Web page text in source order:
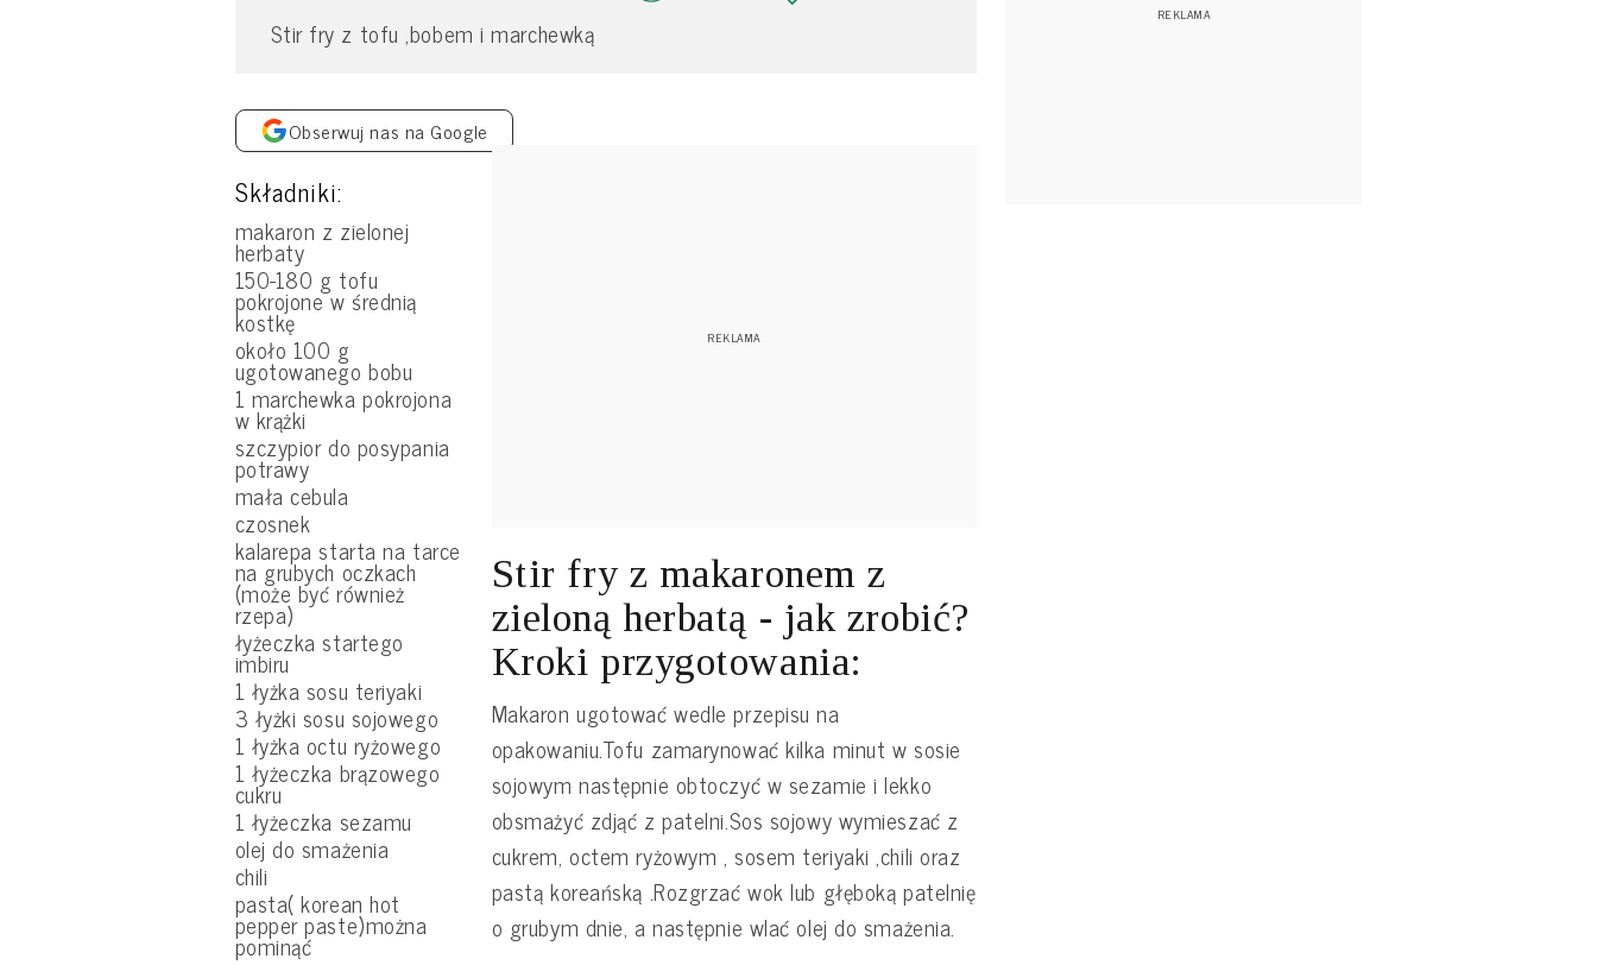
Stir fry z tofu ,bobem i marchewką
Obserwuj nas na Google
Składniki:
makaron z zielonej
herbaty
150-180 g tofu
pokrojone w średnią
kostkę
około 100 g
ugotowanego bobu
1 marchewka pokrojona
w krążki
szczypior do posypania
potrawy
mała cebula
czosnek
kalarepa starta na tarce
na grubych oczkach
(może być również
rzepa)
łyżeczka startego
imbiru
1 łyżka sosu teriyaki
3 łyżki sosu sojowego
1 łyżka octu ryżowego
1 łyżeczka brązowego
cukru
1 łyżeczka sezamu
olej do smażenia
chili
pasta( korean hot
pepper paste)można
pominąć
Stir fry z makaronem z
zieloną herbatą - jak zrobić?
Kroki przygotowania:
Makaron ugotować wedle przepisu na
opakowaniu.Tofu zamarynować kilka minut w sosie
sojowym następnie obtoczyć w sezamie i lekko
obsmażyć zdjąć z patelni.Sos sojowy wymieszać z
cukrem, octem ryżowym , sosem teriyaki ,chili oraz
pastą koreańską .Rozgrzać wok lub głęboką patelnię
o grubym dnie, a następnie wlać olej do smażenia.